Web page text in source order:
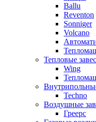
Ballu
Reventon
Sonniger
Volcano
Тепловые
Wing
Techno
Воздушные
Греерс